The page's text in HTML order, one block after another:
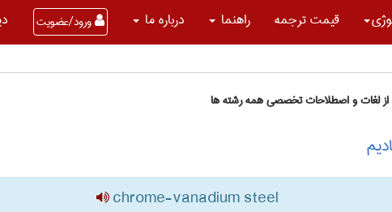
قیمت ترجمه راهنما درباره ما ورود/عضویت
لغات و اصطلاحات تخصصی همه رشته ها
chrome-vanadium steel